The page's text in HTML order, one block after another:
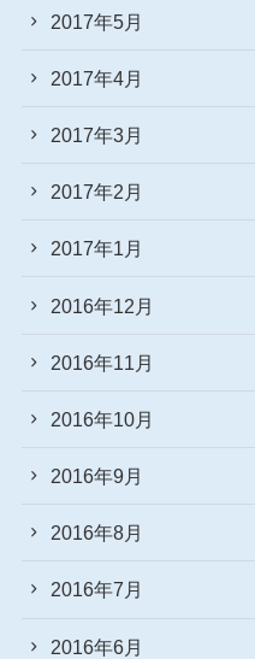
2017年5月
2017年4月
2017年3月
2017年2月
2017年1月
2016年12月
2016年11月
2016年10月
2016年9月
2016年8月
2016年7月
2016年6月